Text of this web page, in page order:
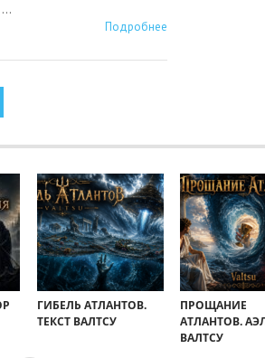
…
Подробнее
ГИБЕЛЬ АТЛАНТОВ.
ТЕКСТ ВАЛТСУ
ПРОЩАНИЕ
АТЛАНТОВ.
ВАЛТСУ